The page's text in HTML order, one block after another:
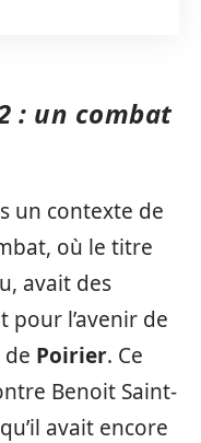
: un combat
un contexte de
où le titre
avait des
l’avenir de
Poirier. Ce
Benoit Saint-
avait encore